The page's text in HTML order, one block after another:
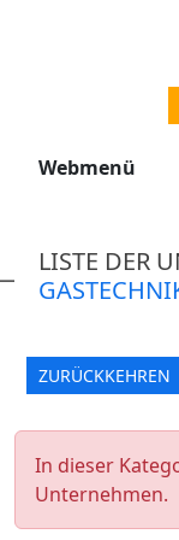
Webmenü
LISTE DER
ZURÜCKKEHREN
In dieser
Unternehmen.